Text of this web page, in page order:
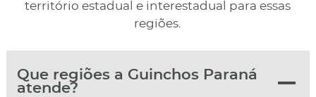
território estadual e interestadual para essas
regiões.
Que regiões a Guinchos Paraná
atende?